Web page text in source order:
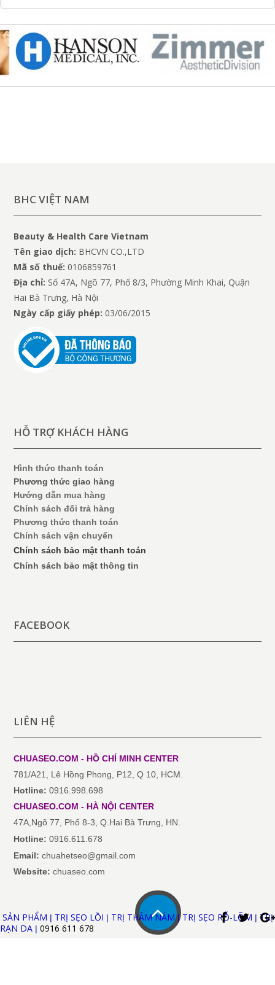
BHC VIỆT NAM
Beauty & Health Care Vietnam
Tên giao dịch: BHCVN CO.,LTD
Mã số thuế:0106859761
Địa chỉ: Số 47A, Ngõ 77, Phố 8/3, Phường Minh Khai, Quận
Hai Bà Trưng, Hà Nội
Ngày cấp giấy phép: 03/06/2015
HỖ TRỢ KHÁCH HÀNG
Hình thức thanh toán
Phương thức giao hàng
Hướng dẫn mua hàng
Chính sách đổi trả hàng
Phương thức thanh toán
Chính sách vận chuyển
Chính sách bảo mật thanh toán
Chính sách bảo mật thông tin
FACEBOOK
LIÊN HỆ
CHUASEO.COM - HỒ CHÍ MINHCENTER
781/A21, Lê Hồng Phong, P12, Q 10, HCM.
Hotline: 0916.998.698
CHUASEO.COM - HÀ NỘICENTER
47A,Ngõ 77, Phố 8-3, Q.Hai Bà Trưng, HN.
Hotline: 0916.611.678
Email:chuahetseo@gmail.com
Website: chuaseo.com
SẢN PHẨM | TRỊ SẸO LỒI | TRỊ THÂM NÁM|TRỊ SẸO RỖ-LÕM | TRỊ
RẠN DA | 0916 611 678